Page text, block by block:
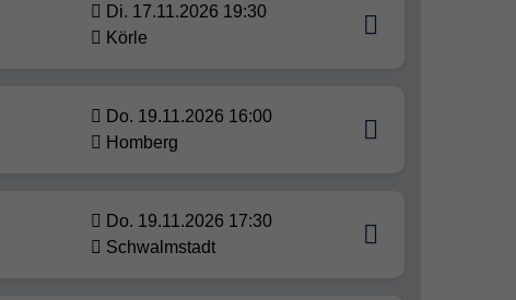
Di. 17.11.2026 19:30
Körle
Do. 19.11.2026 16:00
Homberg
Do. 19.11.2026 17:30
Schwalmstadt